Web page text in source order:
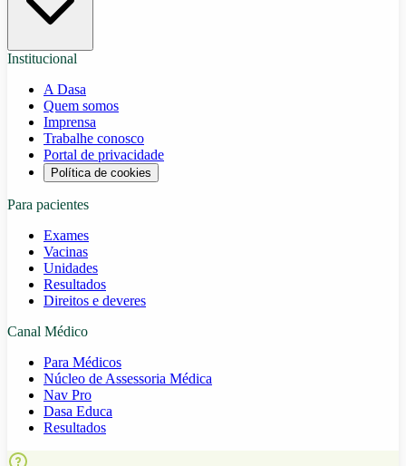
Institucional
A Dasa
Quem somos
Imprensa
Trabalhe conosco
Portal de privacidade
Política de cookies
Para pacientes
Exames
Vacinas
Unidades
Resultados
Direitos e deveres
Canal Médico
Para Médicos
Núcleo de Assessoria Médica
Nav Pro
Dasa Educa
Resultados